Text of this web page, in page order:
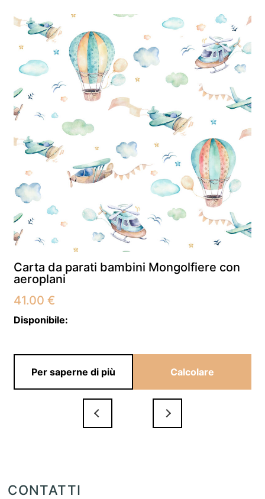
Carta da parati bambini Mongolfiere con
aeroplani
41.00€
Disponibile:
Per saperne di più Calcolare
CONTATTI